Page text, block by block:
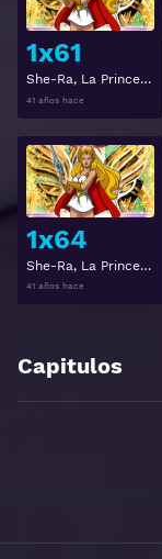
1x61
She-Ra, La Princesa del Poder Temporada 1 Capitulo 61
41 años hace
1x64
She-Ra, La Princesa del Poder Temporada 1 Capitulo 64
41 años hace
Capitulos